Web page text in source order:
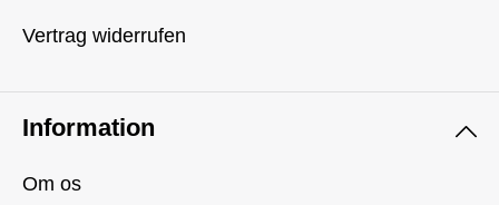
Vertrag widerrufen
Information
Om os